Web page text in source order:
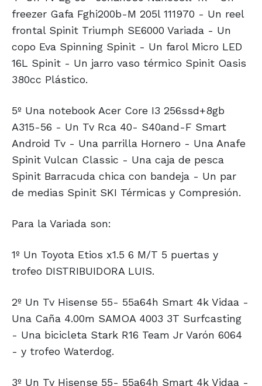
freezer Gafa Fghi200b-M 205l 111970 - Un reel
frontal Spinit Triumph SE6000 Variada - Un
copo Eva Spinning Spinit - Un farol Micro LED
16L Spinit - Un jarro vaso térmico Spinit Oasis
380cc Plástico.
5º Una notebook Acer Core I3 256ssd+8gb
A315-56 - Un Tv Rca 40- S40and-F Smart
Android Tv - Una parrilla Hornero - Una Anafe
Spinit Vulcan Classic - Una caja de pesca
Spinit Barracuda chica con bandeja - Un par
de medias Spinit SKI Térmicas y Compresión.
Para la Variada son:
1º Un Toyota Etios x1.5 6 M/T 5 puertas y
trofeo DISTRIBUIDORA LUIS.
2º Un Tv Hisense 55- 55a64h Smart 4k Vidaa -
Una Caña 4.00m SAMOA 4003 3T Surfcasting
- Una bicicleta Stark R16 Team Jr Varón 6064
- y trofeo Waterdog.
3º Un Tv Hisense 55- 55a64h Smart 4k Vidaa -